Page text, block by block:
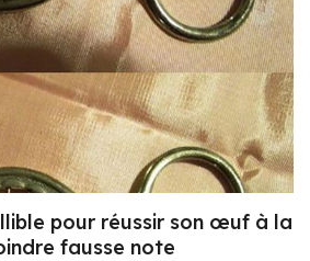
pour réussir son œuf à la
fausse note